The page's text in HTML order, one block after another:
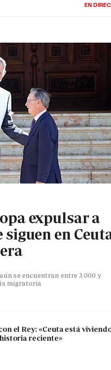
ECONOMÍAEN
expulsar a
en
se encuentran entre 3.000 y
migratoria
el Rey: «Ceuta está
reciente»